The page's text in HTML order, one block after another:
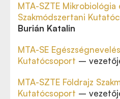
MTA-SZTE Mikrobiológia
Szakmódszertani
Burián Katalin
MTA-SE
Kutatócsoport –
MTA-SZTE Földrajz
Kutatócsoport –